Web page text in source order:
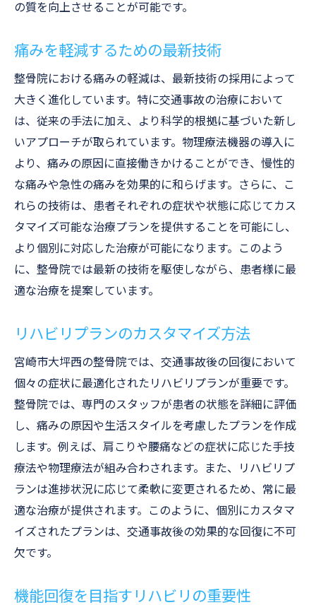
の質を向上させることが可能です。
痛みを軽減するための最新技術
整骨院における痛みの軽減は、最新技術の採用によって
大きく進化しています。特に交通事故の治療において
は、従来の手法に加え、より科学的根拠に基づいた新し
いアプローチが取られています。物理療法機器の導入に
より、痛みの原因に直接働きかけることができ、慢性的
な痛みや急性の痛みを効果的に和らげます。さらに、こ
れらの技術は、患者それぞれの症状や状態に応じてカス
タマイズ可能な治療プランを提供することを可能にし、
より個別に対応した治療が可能になります。このよう
に、整骨院では最新の技術を駆使しながら、患者様に最
適な治療を提案しています。
リハビリプランのカスタマイズ方法
宮崎市大坪西の整骨院では、交通事故後の回復において
個々の症状に最適化されたリハビリプランが重要です。
整骨院では、専門のスタッフが患者の状態を詳細に評価
し、痛みの原因や生活スタイルを考慮したプランを作成
します。例えば、肩こりや腰痛などの症状に応じた手技
療法や物理療法が組み合わされます。また、リハビリプ
ランは進捗状況に応じて柔軟に変更されるため、常に最
適な治療が提供されます。このように、個別にカスタマ
イズされたプランは、交通事故後の効果的な回復に不可
欠です。
機能回復を目指すリハビリの重要性